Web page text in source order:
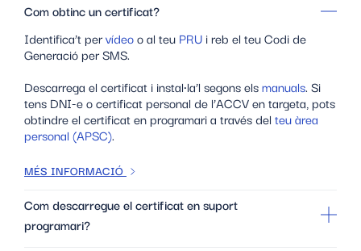
Com obtinc un certificat?
Identifica’t pervídeoo al teu PRU i reb el teu Codi de
Generació per SMS.
Descarrega el certificat i instal·la’l segons elsmanuals. Si
tens DNI-e o certificat personal de l’ACCV en targeta, pots
obtindre el certificat en programari a través del teu àrea
personal (APSC).
MÉS INFORMACIÓ
Com descarregue el certificat en suport
programari?